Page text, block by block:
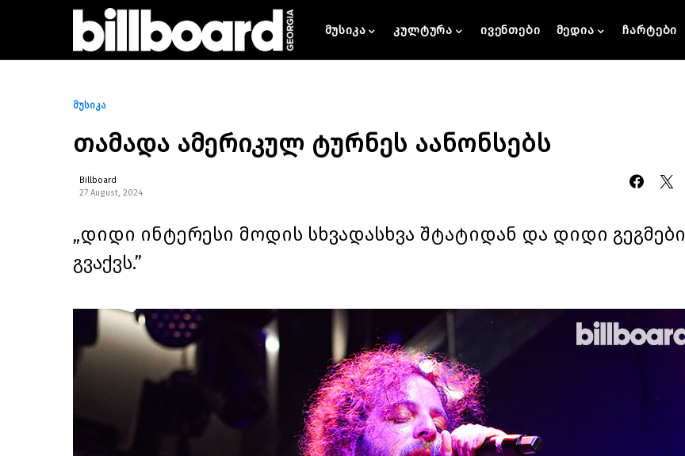
მუსიკა კულტურა ივენთები მედია ჩარტები
მუსიკა
თამადა ამერიკულ ტურნეს აანონსებს
Billboard
27 August, 2024
„დიდი ინტერესი მოდის სხვადასხვა შტატიდან და დიდი გეგმები
გვაქვს.”